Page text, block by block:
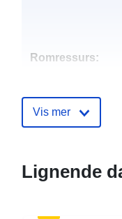
Romressurs:
Vis mer
Lignende